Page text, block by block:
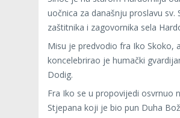
uočnica za današnju proslavu sv.
zaštitnika i zagovornika sela
Misu je predvodio fra Iko Skoko, a
koncelebrirao je humački
Dodig.
Fra Iko se u propovijedi osvrnuo
Stjepana koji je bio pun Duha